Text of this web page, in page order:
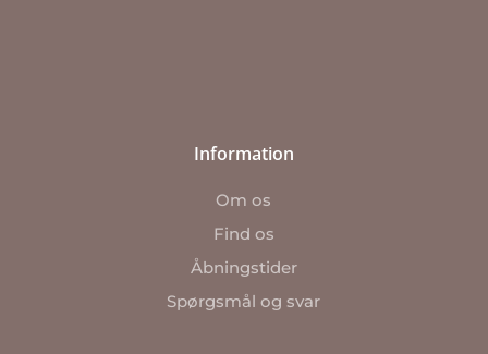
Information
Om os
Find os
Åbningstider
Spørgsmål og svar